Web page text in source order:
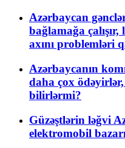
Azərbaycan
bağlamağa
axını problemləri
Azərbaycanın
daha çox
bilirlərmi?
Güzəştlərin ləğvi
elektromobil